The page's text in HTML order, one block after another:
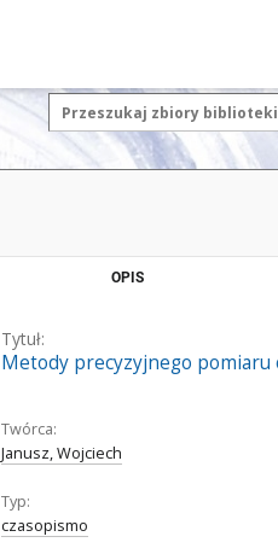
OPIS
Tytuł:
Metody precyzyjnego pomiaru
Twórca:
Janusz, Wojciech
Typ:
czasopismo